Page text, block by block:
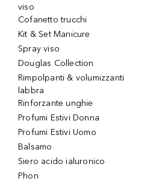
viso
Cofanetto trucchi
Kit & Set Manicure
Spray viso
Douglas Collection
Rimpolpanti & volumizzanti
labbra
Rinforzante unghie
Profumi Estivi Donna
Profumi Estivi Uomo
Balsamo
Siero acido ialuronico
Phon